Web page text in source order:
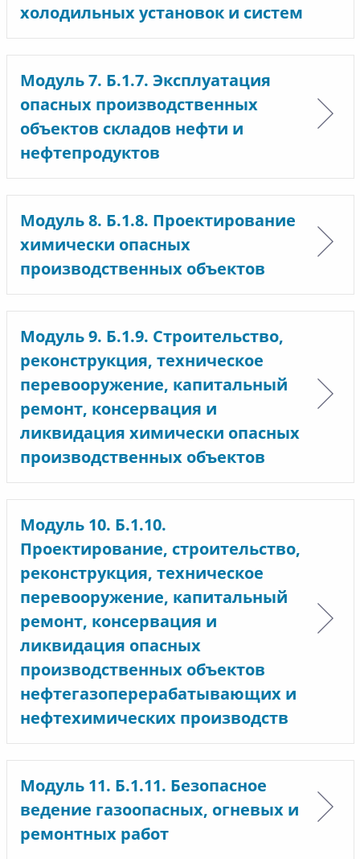
холодильных установок и систем
Модуль 7. Б.1.7. Эксплуатация
опасных производственных
объектов складов нефти и
нефтепродуктов
Модуль 8. Б.1.8. Проектирование
химически опасных
производственных объектов
Модуль 9. Б.1.9. Строительство,
реконструкция, техническое
перевооружение, капитальный
ремонт, консервация и
ликвидация химически опасных
производственных объектов
Модуль 10. Б.1.10.
Проектирование, строительство,
реконструкция, техническое
перевооружение, капитальный
ремонт, консервация и
ликвидация опасных
производственных объектов
нефтегазоперерабатывающих и
нефтехимических производств
Модуль 11. Б.1.11. Безопасное
ведение газоопасных, огневых и
ремонтных работ